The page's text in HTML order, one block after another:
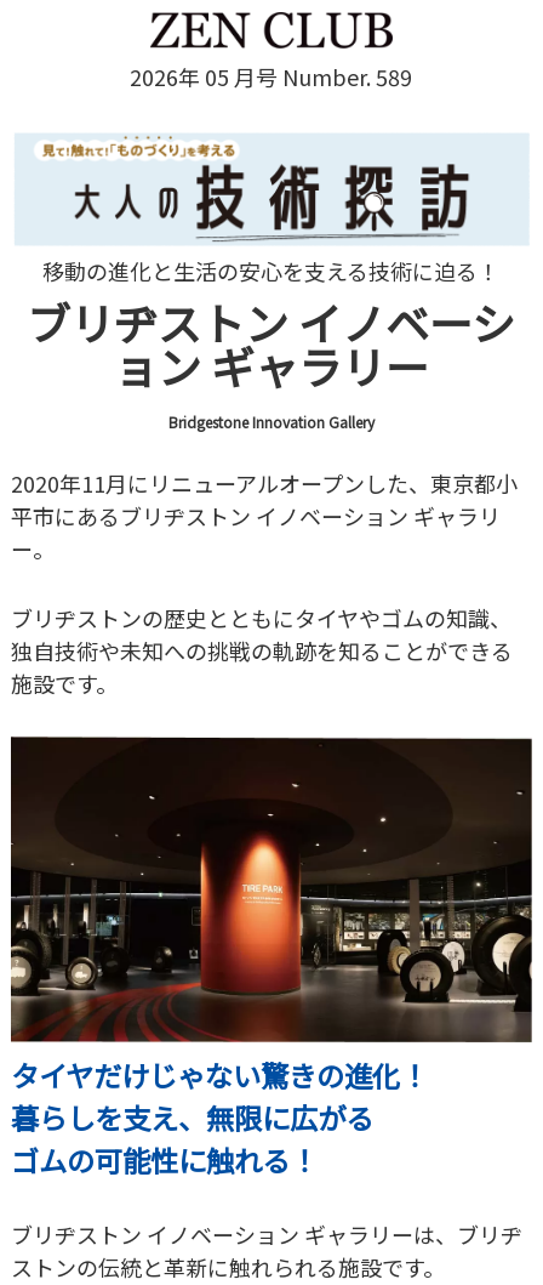
2026年 05 月号 Number. 589
移動の進化と生活の安心を支える技術に迫る！
ブリヂストン イノベーシ
ョン ギャラリー
Bridgestone Innovation Gallery
2020年11月にリニューアルオープンした、東京都小
平市にあるブリヂストン イノベーション ギャラリ
ー。
ブリヂストンの歴史とともにタイヤやゴムの知識、
独自技術や未知への挑戦の軌跡を知ることができる
施設です。
タイヤだけじゃない驚きの進化！
暮らしを支え、無限に広がる
ゴムの可能性に触れる！
ブリヂストン イノベーション ギャラリーは、ブリヂ
ストンの伝統と革新に触れられる施設です。